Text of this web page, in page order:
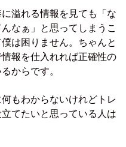
溢れる情報を見ても「な
なぁ」と思ってしまうこ
は困りません。ちゃんと
報を仕入れれば正確性の
からです。
もわからないけれどトレ
てたいと思っている人は